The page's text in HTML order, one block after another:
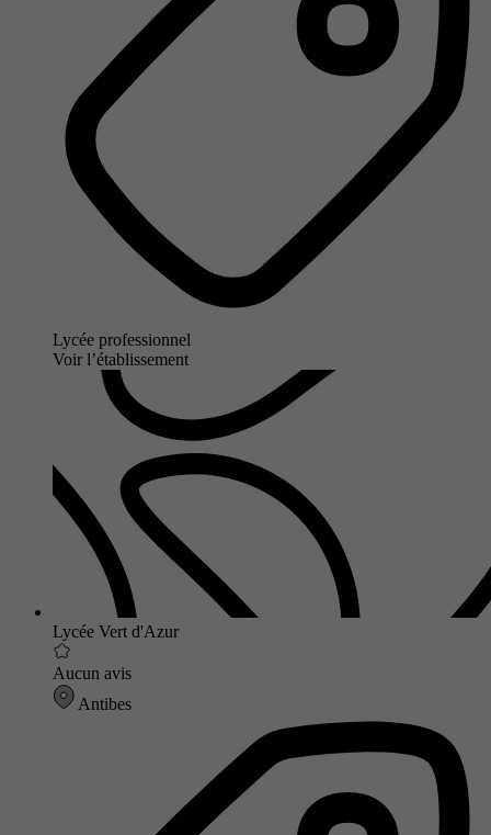
Lycée professionnel
Voir l’établissement
Lycée Vert d'Azur
Aucun avis
Antibes